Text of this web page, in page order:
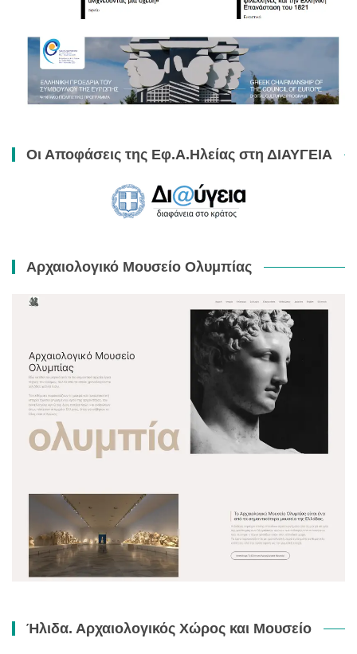
Οι Αποφάσεις της Εφ.Α.Ηλείας στη ΔΙΑΥΓΕΙΑ
Αρχαιολογικό Μουσείο Ολυμπίας
Ήλιδα. Αρχαιολογικός Χώρος και Μουσείο